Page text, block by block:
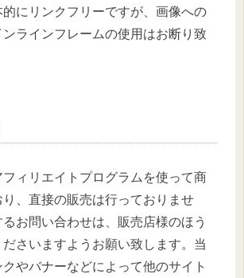
にリンクフリーですが、画像への
ラインフレームの使用はお断り致
ィリエイトプログラムを使って商
、直接の販売は行っておりませ
お問い合わせは、販売店様のほう
さいますようお願い致します。当
やバナーなどによって他のサイト